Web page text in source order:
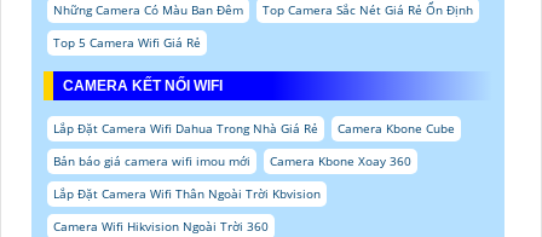
Những Camera Có Màu Ban Đêm
Top Camera Sắc Nét Giá Rẻ Ổn Định
Top 5 Camera Wifi Giá Rẻ
CAMERA KẾT NỐI WIFI
Lắp Đặt Camera Wifi Dahua Trong Nhà Giá Rẻ
Camera Kbone Cube
Bản báo giá camera wifi imou mới
Camera Kbone Xoay 360
Lắp Đặt Camera Wifi Thân Ngoài Trời Kbvision
Camera Wifi Hikvision Ngoài Trời 360